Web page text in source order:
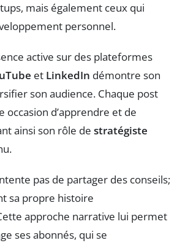
mais également ceux qui
personnel.
active sur des plateformes
et LinkedIn démontre son
son audience. Chaque post
occasion d’apprendre et de
ainsi son rôle de stratégiste
pas de partager des conseils;
sa propre histoire
approche narrative lui permet
ses abonnés, qui se